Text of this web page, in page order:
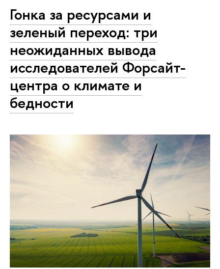
Гонка за ресурсами и
зеленый переход: три
неожиданных вывода
исследователей Форсайт-
центра о климате и
бедности